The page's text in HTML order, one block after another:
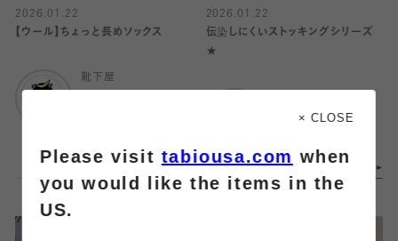
2026.01.22
【ウール】ちょっと長めソックス
靴下屋
2026.01.22
伝染しにくいストッキングシリーズ
★
エスパル仙台
× CLOSE
Please visittabiousa.com when
you would like the items in the
US.